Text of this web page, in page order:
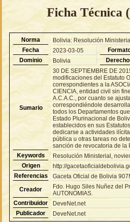
Ficha Técnica (
Norma
Bolivia: Resolución
Fecha
2023-03-05
Dominio
Bolivia
Sumario
30 DE SEPTIEMBRE DE
modificaciones del Estatuto
correspondientes a la
CIENCIA, entidad civil sin
A.C.A.C., por cuanto se
correspondiéndole
todos los Departamentos
Estado Plurinacional de
establecidos en sus
dedicarse a actividades
pública u otras tareas no
sanción de revocatoria de la
Keywords
Resolución Ministerial,
Origen
http://
Referencias
Gaceta Oficial de Bolivia
Creador
Fdo. Hugo Siles Nuñez del
AUTONOMIAS.
Contribuidor
DeveNet.net
Publicador
DeveNet.net